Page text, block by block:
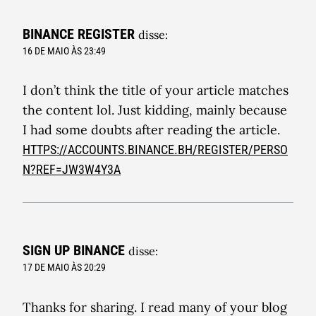
BINANCE REGISTER disse:
16 DE MAIO ÀS 23:49
I don’t think the title of your article matches
the content lol. Just kidding, mainly because
I had some doubts after reading the article.
HTTPS://ACCOUNTS.BINANCE.BH/REGISTER/PERSO
N?REF=JW3W4Y3A
SIGN UP BINANCE disse:
17 DE MAIO ÀS 20:29
Thanks for sharing. I read many of your blog